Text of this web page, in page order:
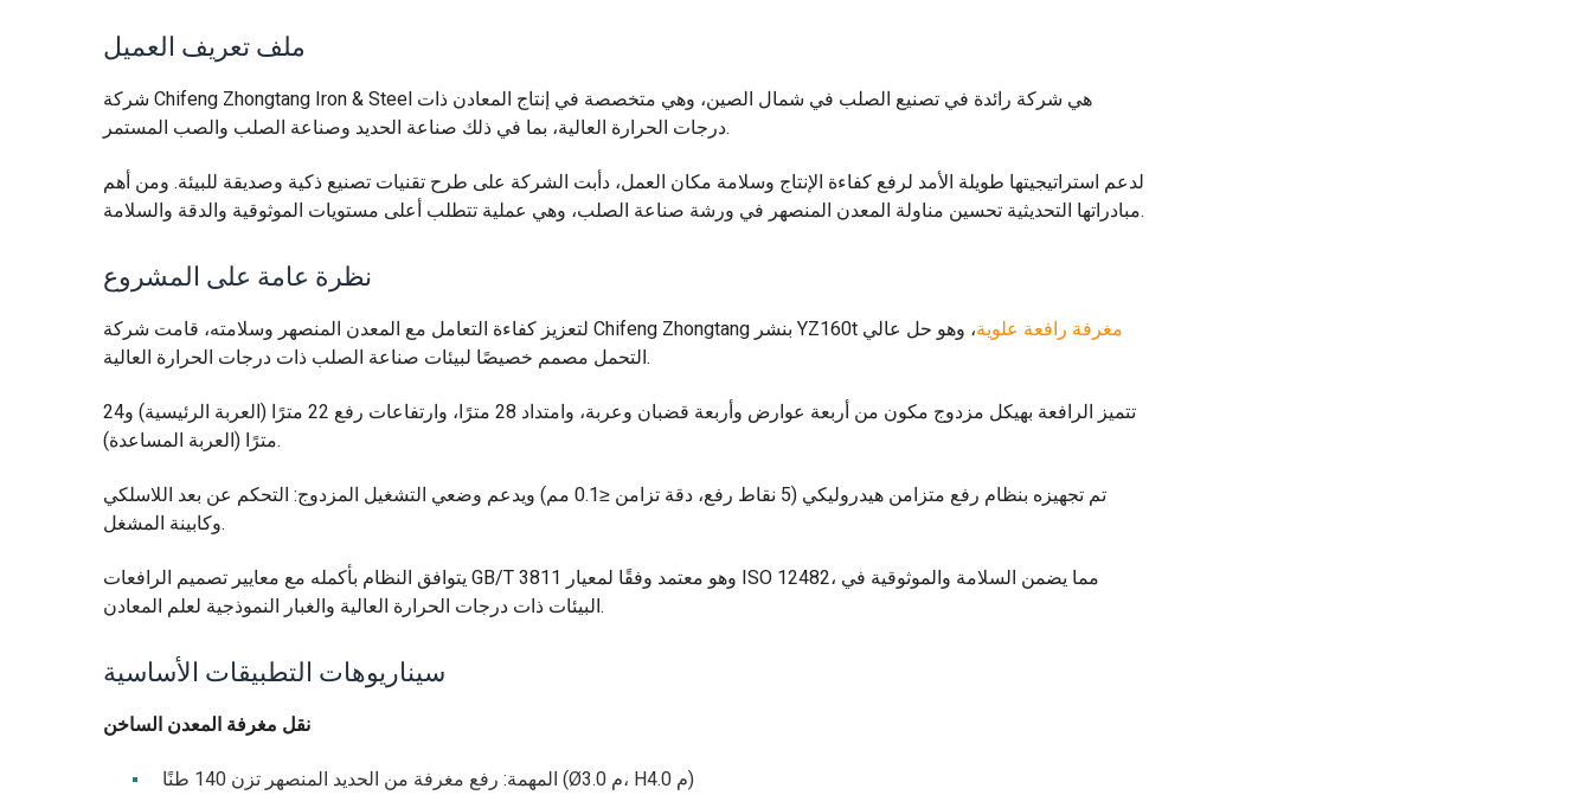
ملف تعريف العميل
شركة Chifeng Zhongtang Iron & Steel هي شركة رائدة في تصنيع الصلب في شمال الصين، وهي متخصصة في إنتاج المعادن ذات
درجات الحرارة العالية، بما في ذلك صناعة الحديد وصناعة الصلب والصب المستمر.
لدعم استراتيجيتها طويلة الأمد لرفع كفاءة الإنتاج وسلامة مكان العمل، دأبت الشركة على طرح تقنيات تصنيع ذكية وصديقة للبيئة. ومن أهم
مبادراتها التحديثية تحسين مناولة المعدن المنصهر في ورشة صناعة الصلب، وهي عملية تتطلب أعلى مستويات الموثوقية والدقة والسلامة.
نظرة عامة على المشروع
لتعزيز كفاءة التعامل مع المعدن المنصهر وسلامته، قامت شركة Chifeng Zhongtang بنشر YZ160t مغرفة رافعة علوية، وهو حل عالي
التحمل مصمم خصيصًا لبيئات صناعة الصلب ذات درجات الحرارة العالية.
تتميز الرافعة بهيكل مزدوج مكون من أربعة عوارض وأربعة قضبان وعربة، وامتداد 28 مترًا، وارتفاعات رفع 22 مترًا (العربة الرئيسية) و24
مترًا (العربة المساعدة).
تم تجهيزه بنظام رفع متزامن هيدروليكي (5 نقاط رفع، دقة تزامن ≤0.1 مم) ويدعم وضعي التشغيل المزدوج: التحكم عن بعد اللاسلكي
وكابينة المشغل.
يتوافق النظام بأكمله مع معايير تصميم الرافعات GB/T 3811 وهو معتمد وفقًا لمعيار ISO 12482، مما يضمن السلامة والموثوقية في
البيئات ذات درجات الحرارة العالية والغبار النموذجية لعلم المعادن.
سيناريوهات التطبيقات الأساسية
نقل مغرفة المعدن الساخن
المهمة: رفع مغرفة من الحديد المنصهر تزن 140 طنًا (Ø3.0 م، H4.0 م)